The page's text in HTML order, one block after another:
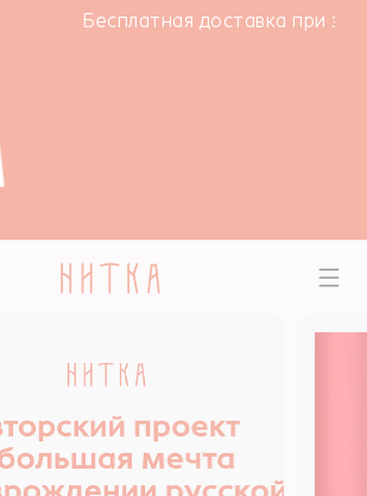
доставка при заказе от